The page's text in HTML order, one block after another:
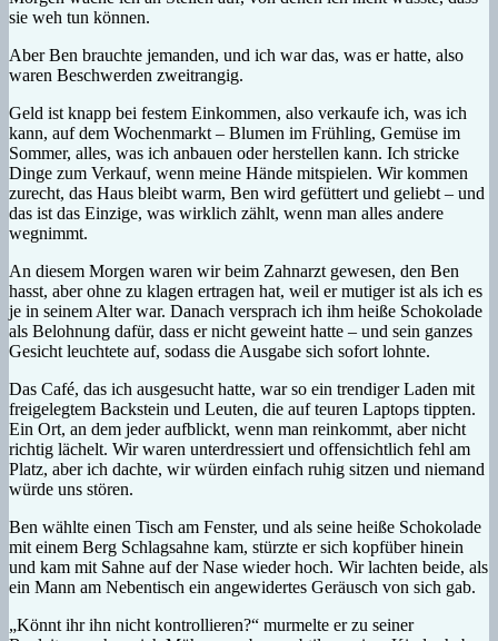
sie weh tun können.
Aber Ben brauchte jemanden, und ich war das, was er hatte, also
waren Beschwerden zweitrangig.
Geld ist knapp bei festem Einkommen, also verkaufe ich, was ich
kann, auf dem Wochenmarkt – Blumen im Frühling, Gemüse im
Sommer, alles, was ich anbauen oder herstellen kann. Ich stricke
Dinge zum Verkauf, wenn meine Hände mitspielen. Wir kommen
zurecht, das Haus bleibt warm, Ben wird gefüttert und geliebt – und
das ist das Einzige, was wirklich zählt, wenn man alles andere
wegnimmt.
An diesem Morgen waren wir beim Zahnarzt gewesen, den Ben
hasst, aber ohne zu klagen ertragen hat, weil er mutiger ist als ich es
je in seinem Alter war. Danach versprach ich ihm heiße Schokolade
als Belohnung dafür, dass er nicht geweint hatte – und sein ganzes
Gesicht leuchtete auf, sodass die Ausgabe sich sofort lohnte.
Das Café, das ich ausgesucht hatte, war so ein trendiger Laden mit
freigelegtem Backstein und Leuten, die auf teuren Laptops tippten.
Ein Ort, an dem jeder aufblickt, wenn man reinkommt, aber nicht
richtig lächelt. Wir waren unterdressiert und offensichtlich fehl am
Platz, aber ich dachte, wir würden einfach ruhig sitzen und niemand
würde uns stören.
Ben wählte einen Tisch am Fenster, und als seine heiße Schokolade
mit einem Berg Schlagsahne kam, stürzte er sich kopfüber hinein
und kam mit Sahne auf der Nase wieder hoch. Wir lachten beide, als
ein Mann am Nebentisch ein angewidertes Geräusch von sich gab.
„Könnt ihr ihn nicht kontrollieren?“ murmelte er zu seiner